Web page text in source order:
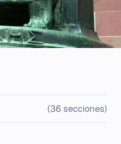
(36 secciones)